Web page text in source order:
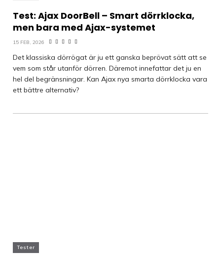
Test: Ajax DoorBell – Smart dörrklocka,
men bara med Ajax-systemet
15 FEB, 2026
Det klassiska dörrögat är ju ett ganska beprövat sätt att se
vem som står utanför dörren. Däremot innefattar det ju en
hel del begränsningar. Kan Ajax nya smarta dörrklocka vara
ett bättre alternativ?
Tester